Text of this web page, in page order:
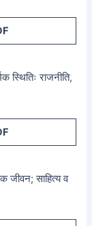
स्थितिः राजनीति,
जीवन; साहित्य व